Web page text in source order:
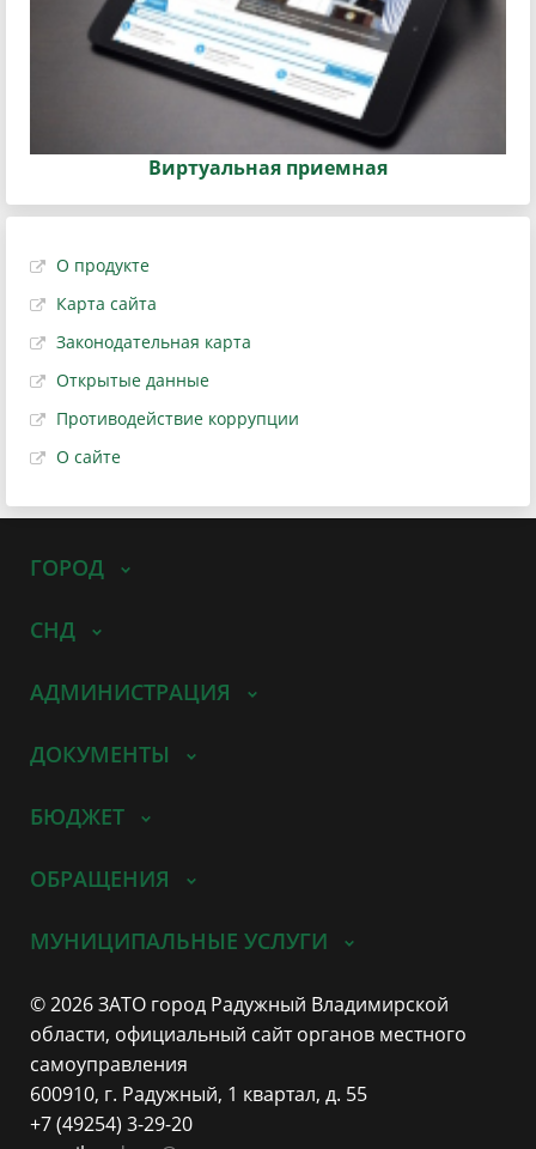
Виртуальная приемная
О продукте
Карта сайта
Законодательная карта
Открытые данные
Противодействие коррупции
О сайте
ГОРОД
СНД
АДМИНИСТРАЦИЯ
ДОКУМЕНТЫ
БЮДЖЕТ
ОБРАЩЕНИЯ
МУНИЦИПАЛЬНЫЕ УСЛУГИ
© 2026 ЗАТО город Радужный Владимирской
области, официальный сайт органов местного
самоуправления
600910, г. Радужный, 1 квартал, д. 55
+7 (49254) 3-29-20